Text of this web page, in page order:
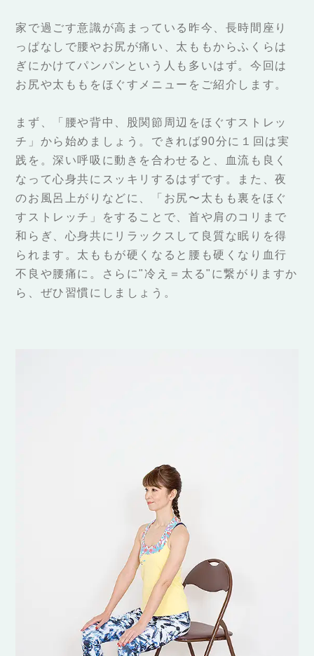
家で過ごす意識が高まっている昨今、長時間座り
っぱなしで腰やお尻が痛い、太ももからふくらは
ぎにかけてパンパンという人も多いはず。今回は
お尻や太ももをほぐすメニューをご紹介します。
まず、「腰や背中、股関節周辺をほぐすストレッ
チ」から始めましょう。できれば90分に１回は実
践を。深い呼吸に動きを合わせると、血流も良く
なって心身共にスッキリするはずです。また、夜
のお風呂上がりなどに、「お尻〜太もも裏をほぐ
すストレッチ」をすることで、首や肩のコリまで
和らぎ、心身共にリラックスして良質な眠りを得
られます。太ももが硬くなると腰も硬くなり血行
不良や腰痛に。さらに"冷え＝太る"に繋がりますか
ら、ぜひ習慣にしましょう。